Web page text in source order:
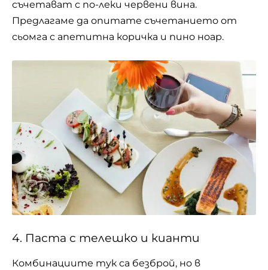
съчетават с по-леки червени вина.
Предлагаме да опитате съчетанието от
сьомга с апетитна коричка и пино ноар.
4. Паста с телешко и кианти
Комбинациите тук са безброй, но в